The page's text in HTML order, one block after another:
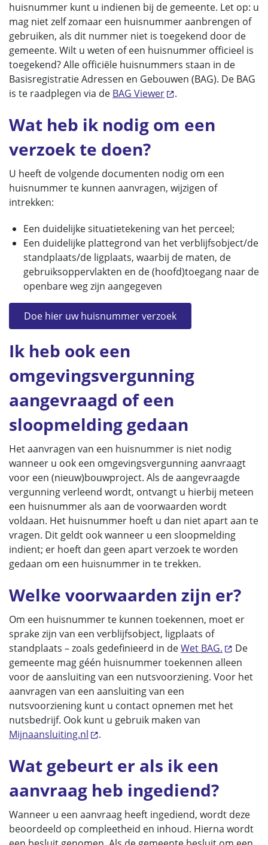
huisnummer kunt u indienen bij de gemeente. Let op: u
mag niet zelf zomaar een huisnummer aanbrengen of
gebruiken, als dit nummer niet is toegekend door de
gemeente. Wilt u weten of een huisnummer officieel is
toegekend? Alle officiële huisnummers staan in de
Basisregistratie Adressen en Gebouwen (BAG). De BAG
is te raadplegen via de BAG Viewer .
Wat heb ik nodig om een
verzoek te doen?
U heeft de volgende documenten nodig om een
huisnummer te kunnen aanvragen, wijzigen of
intrekken:
Een duidelijke situatietekening van het perceel;
Een duidelijke plattegrond van het verblijfsobject/de
standplaats/de ligplaats, waarbij de maten, de
gebruiksoppervlakten en de (hoofd)toegang naar de
openbare weg zijn aangegeven
Doe hier uw huisnummer verzoek
Ik heb ook een
omgevingsvergunning
aangevraagd of een
sloopmelding gedaan
Het aanvragen van een huisnummer is niet nodig
wanneer u ook een omgevingsvergunning aanvraagt
voor een (nieuw)bouwproject. Als de aangevraagde
vergunning verleend wordt, ontvangt u hierbij meteen
een huisnummer als aan de voorwaarden wordt
voldaan. Het huisnummer hoeft u dan niet apart aan te
vragen. Dit geldt ook wanneer u een sloopmelding
indient; er hoeft dan geen apart verzoek te worden
gedaan om een huisnummer in te trekken.
Welke voorwaarden zijn er?
Om een huisnummer te kunnen toekennen, moet er
sprake zijn van een verblijfsobject, ligplaats of
standplaats – zoals gedefinieerd in deWet BAG.
De
gemeente mag géén huisnummer toekennen alleen
voor de aansluiting van een nutsvoorziening. Voor het
aanvragen van een aansluiting van een
nutsvoorziening kunt u contact opnemen met het
nutsbedrijf. Ook kunt u gebruik maken van
Mijnaansluiting.nl
.
Wat gebeurt er als ik een
aanvraag heb ingediend?
Wanneer u een aanvraag heeft ingediend, wordt deze
beoordeeld op compleetheid en inhoud. Hierna wordt